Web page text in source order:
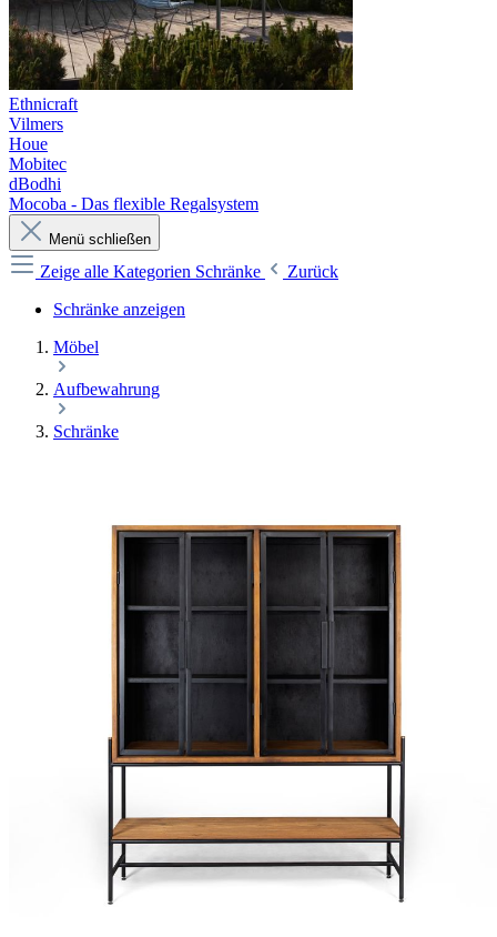
Ethnicraft
Vilmers
Houe
Mobitec
dBodhi
Mocoba - Das flexible Regalsystem
Menü schließen
Zeige alle Kategorien Schränke
Zurück
Schränke anzeigen
Möbel
Aufbewahrung
Schränke